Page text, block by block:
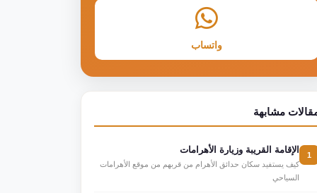
واتساب
مشابهة
1 الإقامة القريبة وزيارة الأهرامات
كيف يستفيد سكان حدائق الأهرام من قربهم من موقع الأهرامات
السياحي